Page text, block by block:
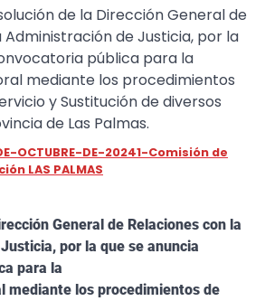
de la Dirección General de
Administración de Justicia, por la
pública para la
mediante los procedimientos
y Sustitución de diversos
de Las Palmas.
OCTUBRE-DE-20241-Comisión de
LAS PALMAS
General de Relaciones con la
por la que se anuncia
para la
mediante los procedimientos de